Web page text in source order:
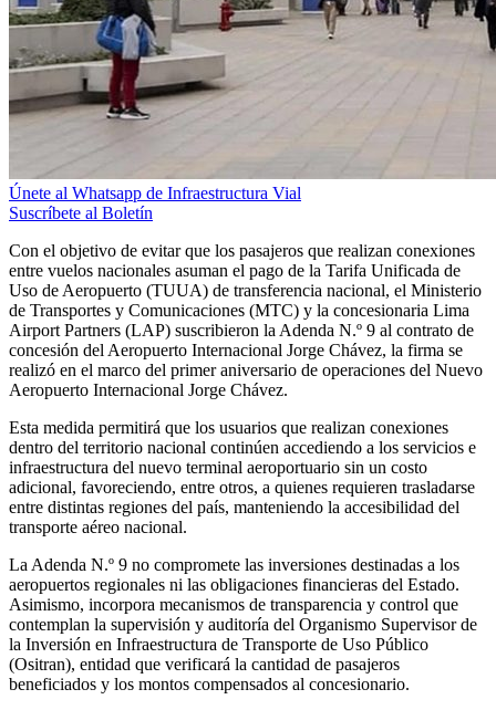
Únete al Whatsapp de Infraestructura Vial
Suscríbete al Boletín
Con el objetivo de evitar que los pasajeros que realizan conexiones
entre vuelos nacionales asuman el pago de la Tarifa Unificada de
Uso de Aeropuerto (TUUA) de transferencia nacional, el Ministerio
de Transportes y Comunicaciones (MTC) y la concesionaria Lima
Airport Partners (LAP) suscribieron la Adenda N.º 9 al contrato de
concesión del Aeropuerto Internacional Jorge Chávez, la firma se
realizó en el marco del primer aniversario de operaciones del Nuevo
Aeropuerto Internacional Jorge Chávez.
Esta medida permitirá que los usuarios que realizan conexiones
dentro del territorio nacional continúen accediendo a los servicios e
infraestructura del nuevo terminal aeroportuario sin un costo
adicional, favoreciendo, entre otros, a quienes requieren trasladarse
entre distintas regiones del país, manteniendo la accesibilidad del
transporte aéreo nacional.
La Adenda N.º 9 no compromete las inversiones destinadas a los
aeropuertos regionales ni las obligaciones financieras del Estado.
Asimismo, incorpora mecanismos de transparencia y control que
contemplan la supervisión y auditoría del Organismo Supervisor de
la Inversión en Infraestructura de Transporte de Uso Público
(Ositran), entidad que verificará la cantidad de pasajeros
beneficiados y los montos compensados al concesionario.